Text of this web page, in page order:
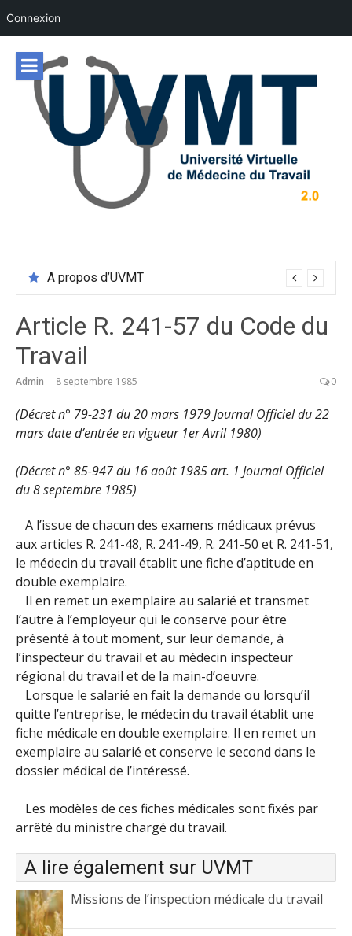
Connexion
contenu
A propos d’UVMT
Article R. 241-57 du Code du
Travail
Admin 8 septembre 1985 0
(Décret n° 79-231 du 20 mars 1979 Journal Officiel du 22
mars date d’entrée en vigueur 1er Avril 1980)
(Décret n° 85-947 du 16 août 1985 art. 1 Journal Officiel
du 8 septembre 1985)
A l’issue de chacun des examens médicaux prévus
aux articles R. 241-48, R. 241-49, R. 241-50 et R. 241-51,
le médecin du travail établit une fiche d’aptitude en
double exemplaire.
Il en remet un exemplaire au salarié et transmet
l’autre à l’employeur qui le conserve pour être
présenté à tout moment, sur leur demande, à
l’inspecteur du travail et au médecin inspecteur
régional du travail et de la main-d’oeuvre.
Lorsque le salarié en fait la demande ou lorsqu’il
quitte l’entreprise, le médecin du travail établit une
fiche médicale en double exemplaire. Il en remet un
exemplaire au salarié et conserve le second dans le
dossier médical de l’intéressé.
Les modèles de ces fiches médicales sont fixés par
arrêté du ministre chargé du travail.
A lire également sur UVMT
Missions de l’inspection médicale du travail